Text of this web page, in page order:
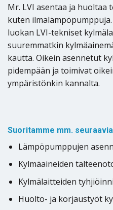
Mr. LVI asentaa ja huoltaa
kuten
luokan LVI-tekniset
suuremmatkin
kautta. Oikein asennetut
pidempään ja toimivat
ympäristönkin kannalta.
Suoritamme mm.
Lämpöpumppujen
Kylmäaineiden
Kylmälaitteiden
Huolto- ja korjaustyöt